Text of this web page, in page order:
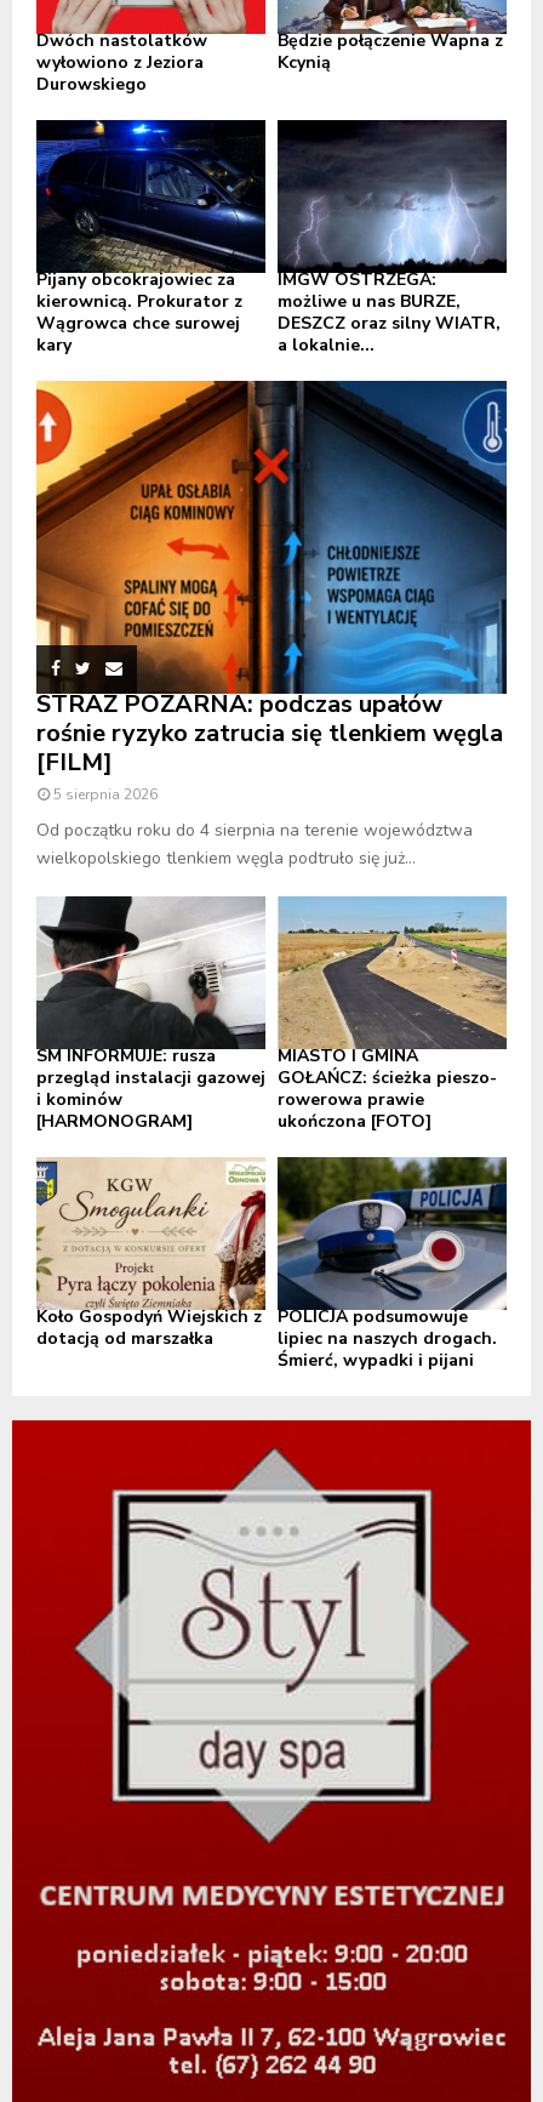
Dwóch nastolatków
wyłowiono z Jeziora
Durowskiego
Będzie połączenie Wapna z
Kcynią
Pijany obcokrajowiec za
kierownicą. Prokurator z
Wągrowca chce surowej
kary
IMGW OSTRZEGA:
możliwe u nas BURZE,
DESZCZ oraz silny WIATR,
a lokalnie...
STRAŻ POŻARNA: podczas upałów
rośnie ryzyko zatrucia się tlenkiem węgla
[FILM]
5 sierpnia 2026
Od początku roku do 4 sierpnia na terenie województwa
wielkopolskiego tlenkiem węgla podtruło się już...
SM INFORMUJE: rusza
przegląd instalacji gazowej
i kominów
[HARMONOGRAM]
MIASTO I GMINA
GOŁAŃCZ: ścieżka pieszo-
rowerowa prawie
ukończona [FOTO]
Koło Gospodyń Wiejskich z
dotacją od marszałka
POLICJA podsumowuje
lipiec na naszych drogach.
Śmierć, wypadki i pijani